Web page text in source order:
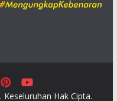
. Keseluruhan Hak Cipta.